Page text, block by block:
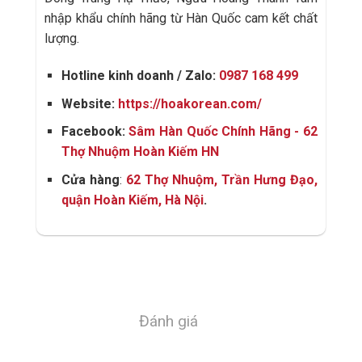
nhập khẩu chính hãng từ Hàn Quốc cam kết chất
lượng.
Hotline kinh doanh / Zalo: 0987 168 499
Website: https://hoakorean.com/
Facebook:Sâm Hàn Quốc Chính Hãng - 62
Thợ Nhuộm Hoàn Kiếm HN
Cửa hàng: 62 Thợ Nhuộm, Trần Hưng Đạo,
quận Hoàn Kiếm, Hà Nội.
Đánh giá